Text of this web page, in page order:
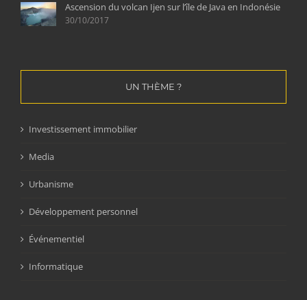
Ascension du volcan Ijen sur l’île de Java en Indonésie
30/10/2017
UN THÈME ?
Investissement immobilier
Media
Urbanisme
Développement personnel
Événementiel
Informatique